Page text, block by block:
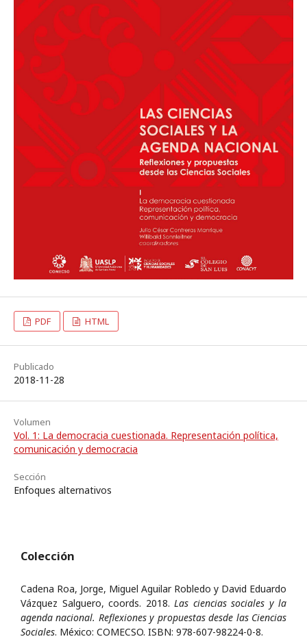
PDF HTML
Publicado
2018-11-28
Volumen
Vol. 1: La democracia cuestionada. Representación política,
comunicación y democracia
Sección
Enfoques alternativos
Colección
Cadena Roa, Jorge, Miguel Aguilar Robledo y David Eduardo
Vázquez Salguero, coords. 2018. Las ciencias sociales y la
agenda nacional. Reflexiones y propuestas desde las Ciencias
Sociales. México: COMECSO. ISBN: 978-607-98224-0-8.